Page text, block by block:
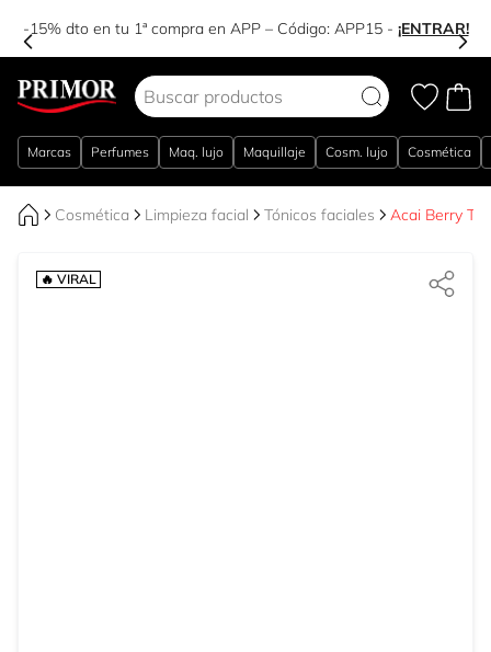
-15% dto en tu 1ª compra en APP – Código: APP15- ¡ENTRAR!
Marcas Perfumes Maq. lujo Maquillaje Cosm. lujo Cosmética
Cosmética Limpieza facial Tónicos faciales Acai Berry
🔥 VIRAL